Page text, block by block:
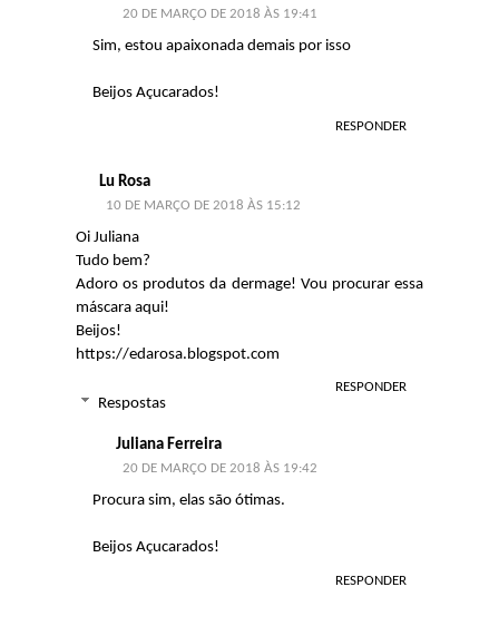
20 DE MARÇO DE 2018 ÀS 19:41
Sim, estou apaixonada demais por isso
Beijos Açucarados!
RESPONDER
Lu Rosa
10 DE MARÇO DE 2018 ÀS 15:12
Oi Juliana
Tudo bem?
Adoro os produtos da dermage! Vou procurar essa
máscara aqui!
Beijos!
https://edarosa.blogspot.com
RESPONDER
Respostas
Juliana Ferreira
20 DE MARÇO DE 2018 ÀS 19:42
Procura sim, elas são ótimas.
Beijos Açucarados!
RESPONDER